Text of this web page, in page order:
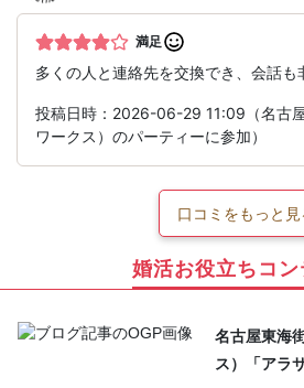
満足
多くの人と連絡先を交換でき、会話も
投稿日時：2026-06-29 11:09（名古
ワークス）のパーティーに参加）
口コミをもっと見
婚活お役立ちコン
名古屋東海
ス）「アラ